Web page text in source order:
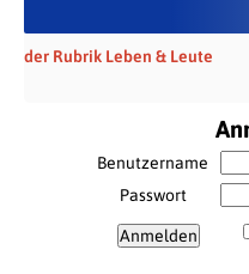
der Rubrik Leben & Leute
Benutzername
Passwort